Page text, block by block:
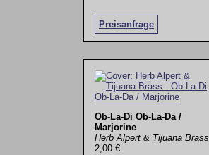
Preisanfrage
Ob-La-Di Ob-La-Da /
Marjorine
Herb Alpert & Tijuana Brass
2,00 €